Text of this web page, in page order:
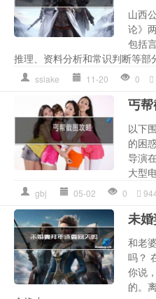
山西
论》
包括
推理、资料分析和常识判断等部
sslake 11-20 0
丐
以下
的困
导演
大型
gbj 05-02 0
未
和老
吗？
你说
的。